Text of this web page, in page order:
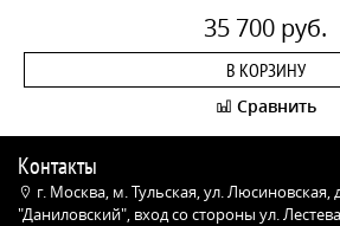
35 700 руб.
В КОРЗИНУ
Сравнить
Контакты
г. Москва, м. Тульская, ул. Люсиновская,
"Даниловский", вход со стороны ул. Лестева